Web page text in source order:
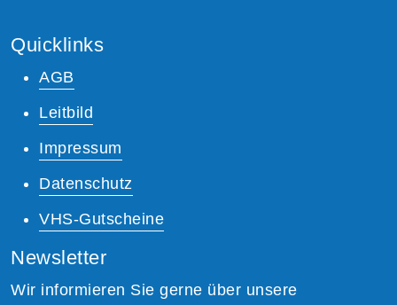
Quicklinks
AGB
Leitbild
Impressum
Datenschutz
VHS-Gutscheine
Newsletter
Wir informieren Sie gerne über unsere